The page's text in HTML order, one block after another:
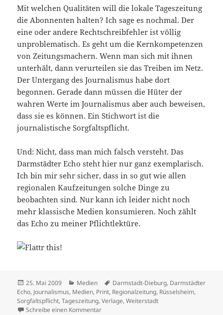
Mit welchen Qualitäten will die lokale Tageszeitung
die Abonnenten halten? Ich sage es nochmal. Der
eine oder andere Rechtschreibfehler ist völlig
unproblematisch. Es geht um die Kernkompetenzen
von Zeitungsmachern. Wenn man sich mit ihnen
unterhält, dann verurteilen sie das Treiben im Netz.
Der Untergang des Journalismus habe dort
begonnen. Gerade dann müssen die Hüter der
wahren Werte im Journalismus aber auch beweisen,
dass sie es können. Ein Stichwort ist die
journalistische Sorgfaltspflicht.
Und: Nicht, dass man mich falsch versteht. Das
Darmstädter Echo steht hier nur ganz exemplarisch.
Ich bin mir sehr sicher, dass in so gut wie allen
regionalen Kaufzeitungen solche Dinge zu
beobachten sind. Nur kann ich leider nicht noch
mehr klassische Medien konsumieren. Noch zählt
das Echo zu meiner Pflichtlektüre.
Veröffentlicht
am
25. Mai 2009 Kategorien
Medien Schlagwörter
Darmstadt-Dieburg, Darmstädter
Echo, Journalismus, Medien, Print, Regionalzeitung, Rüsselsheim,
Sorgfaltspflicht,Tageszeitung,Verlage,Weiterstadt
Schreibe einen Kommentarzu Sorgfaltspflicht